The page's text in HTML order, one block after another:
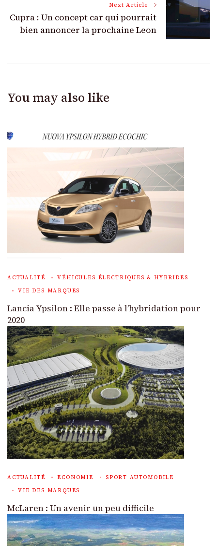
Next Article
Cupra : Un concept car qui pourrait
bien annoncer la prochaine Leon
You may also like
ACTUALITÉ
VÉHICULES ÉLECTRIQUES & HYBRIDES
VIE DES MARQUES
Lancia Ypsilon : Elle passe à l’hybridation pour
2020
ACTUALITÉ ECONOMIE
SPORT AUTOMOBILE
VIE DES MARQUES
McLaren : Un avenir un peu difficile